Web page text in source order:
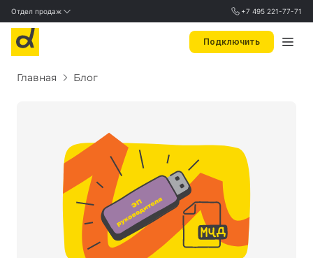
Отдел продаж +7 495 221-77-71
Подключить
Главная Блог